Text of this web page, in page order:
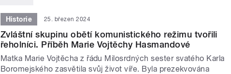
Historie 25. březen 2024
Zvláštní skupinu obětí komunistického režimu tvořili
řeholníci. Příběh Marie Vojtěchy Hasmandové
Matka Marie Vojtěcha z řádu Milosrdných sester svatého Karla
Boromejského zasvětila svůj život víře. Byla prezekvována